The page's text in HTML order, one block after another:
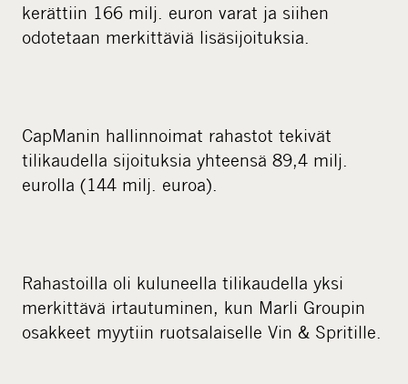
kerättiin 166 milj. euron varat ja siihen
odotetaan merkittäviä lisäsijoituksia.
CapManin hallinnoimat rahastot tekivät
tilikaudella sijoituksia yhteensä 89,4 milj.
eurolla (144 milj. euroa).
Rahastoilla oli kuluneella tilikaudella yksi
merkittävä irtautuminen, kun Marli Groupin
osakkeet myytiin ruotsalaiselle Vin & Spritille.